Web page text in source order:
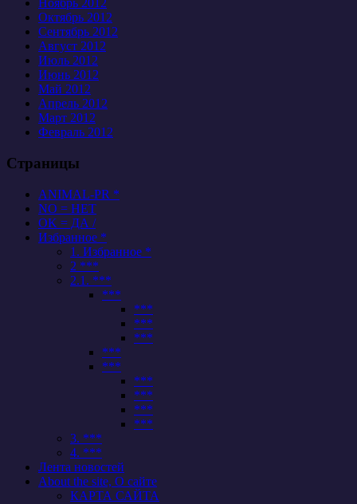
Ноябрь 2012
Октябрь 2012
Сентябрь 2012
Август 2012
Июль 2012
Июнь 2012
Май 2012
Апрель 2012
Март 2012
Февраль 2012
Страницы
ANIMAL-PR *
NO = НЕТ
OK = ДА /
Избранное *
1. Избранное *
2 ***
2.1. ***
***
***
***
***
***
***
***
***
***
***
3. ***
4. ***
Лента новостей
About the site, О сайте
КАРТА САЙТА